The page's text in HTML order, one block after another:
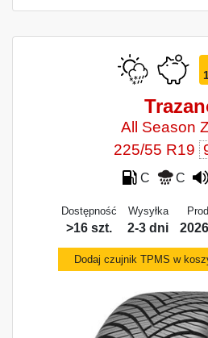
All Season
225/55 R19
C C
Dostępność
>16 szt.
Wysyłka
2-3 dni
Dodaj czujnik TPMS w